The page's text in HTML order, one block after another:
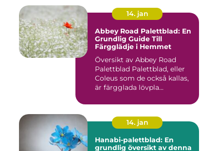
14. jan
Abbey Road Palettblad: En
Grundlig Guide Till
Färgglädje i Hemmet
Översikt av Abbey Road
Palettblad Palettblad, eller
Coleus som de också kallas,
är färgglada lövpla...
14. jan
Hanabi-palettblad: En
grundlig översikt av denna